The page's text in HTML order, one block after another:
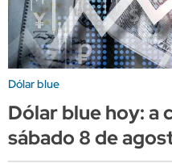
Dólar blue
Dólar blue hoy: a
sábado 8 de